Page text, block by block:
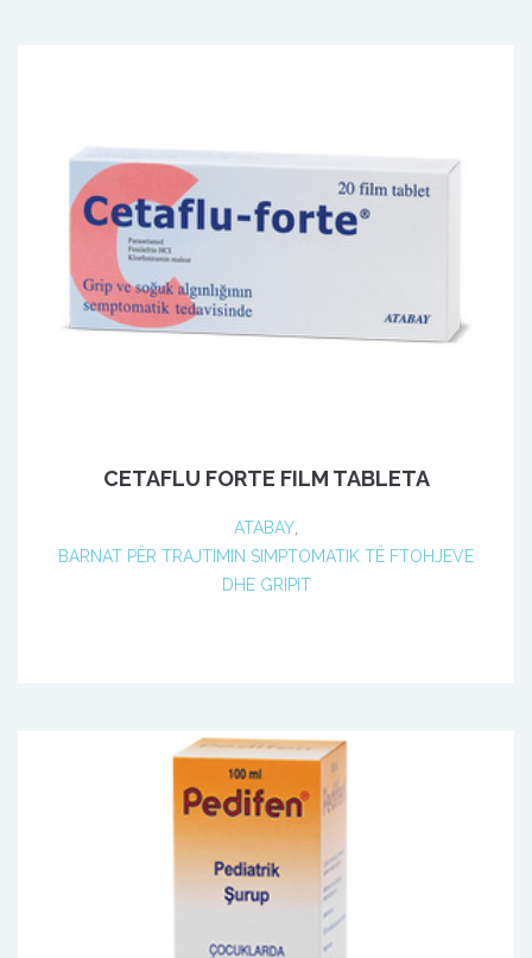
CETAFLU FORTE FILM TABLETA
ATABAY
BARNAT PËR TRAJTIMIN SIMPTOMATIK TË FTOHJEVE
DHE GRIPIT